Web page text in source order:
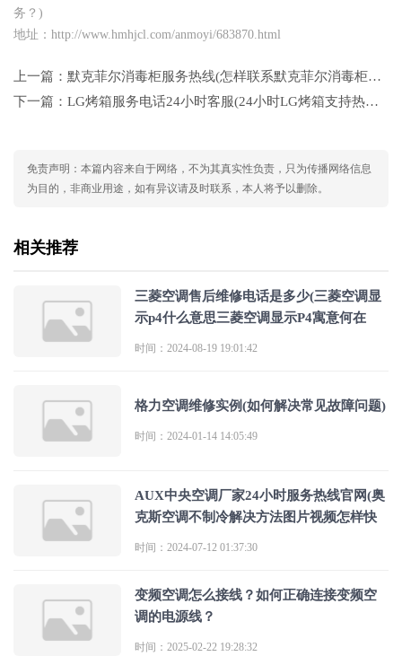
务？)
地址：http://www.hmhjcl.com/anmoyi/683870.html
上一篇： 默克菲尔消毒柜服务热线(怎样联系默克菲尔消毒柜服务热线？)
下一篇： LG烤箱服务电话24小时客服(24小时LG烤箱支持热线 - 专业客服随时待命)
免责声明：本篇内容来自于网络，不为其真实性负责，只为传播网络信息
为目的，非商业用途，如有异议请及时联系，本人将予以删除。
相关推荐
三菱空调售后维修电话是多少(三菱空调显
示p4什么意思三菱空调显示P4寓意何在
时间：2024-08-19 19:01:42
格力空调维修实例(如何解决常见故障问题)
时间：2024-01-14 14:05:49
AUX中央空调厂家24小时服务热线官网(奥
克斯空调不制冷解决方法图片视频怎样快
时间：2024-07-12 01:37:30
变频空调怎么接线？如何正确连接变频空
调的电源线？
时间：2025-02-22 19:28:32